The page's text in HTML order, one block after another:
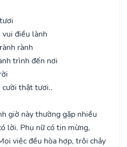
điều lành
rành
trình đến nơi
thật tươi..
giờ này thường gặp nhiều
lời. Phụ nữ có tin mừng,
việc đều hòa hợp, trôi chảy